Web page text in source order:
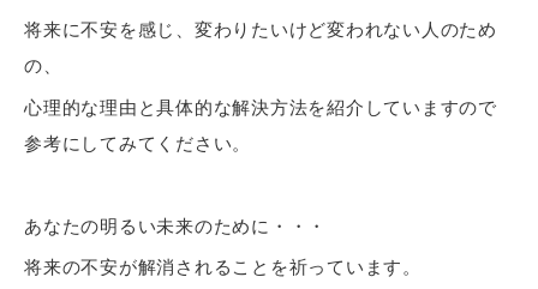
将来に不安を感じ、変わりたいけど変われない人のため
の、
心理的な理由と具体的な解決方法を紹介していますので
参考にしてみてください。
あなたの明るい未来のために・・・
将来の不安が解消されることを祈っています。